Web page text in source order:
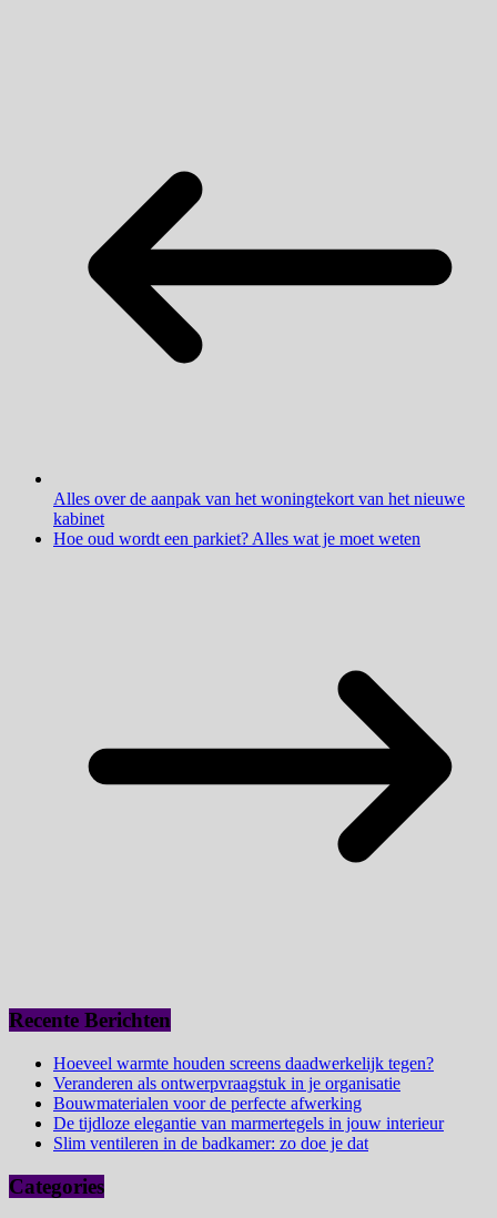
Alles over de aanpak van het woningtekort van het nieuwe
kabinet
Hoe oud wordt een parkiet? Alles wat je moet weten
Recente Berichten
Hoeveel warmte houden screens daadwerkelijk tegen?
Veranderen als ontwerpvraagstuk in je organisatie
Bouwmaterialen voor de perfecte afwerking
De tijdloze elegantie van marmertegels in jouw interieur
Slim ventileren in de badkamer: zo doe je dat
Categories